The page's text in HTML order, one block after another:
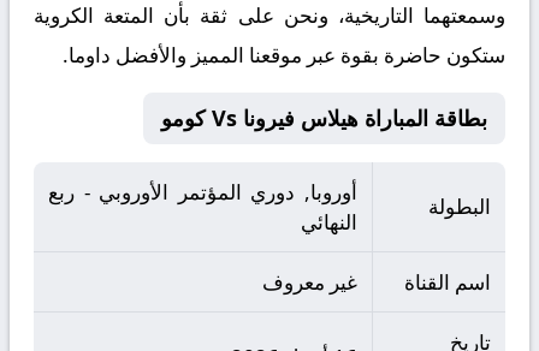
وسمعتهما التاريخية، ونحن على ثقة بأن المتعة الكروية
ستكون حاضرة بقوة عبر موقعنا المميز والأفضل داوما.
بطاقة المباراة هيلاس فيرونا Vs كومو
البطولة
أوروبا, دوري المؤتمر الأوروبي - ربع
النهائي
اسم القناة غير معروف
تاريخ